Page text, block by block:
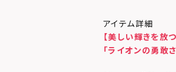
アイテム詳細
【美しい輝きを放
「ライオンの勇敢